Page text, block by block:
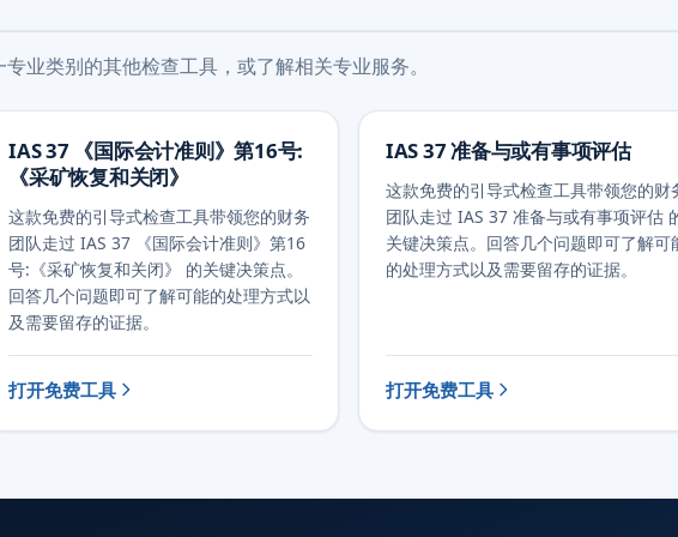
业类别的其他检查工具，或了解相关专业服务。
IAS 37 《国际会计准则》第16号:
《采矿恢复和关闭》
这款免费的引导式检查工具带领您的财务
团队走过 IAS 37 《国际会计准则》第16
号:《采矿恢复和关闭》 的关键决策点。
回答几个问题即可了解可能的处理方式以
及需要留存的证据。
打开免费工具
IAS 37 准备与或有事项评估
这款免费的引导式检查工具带领您的财
团队走过 IAS 37 准备与或有事项评估
关键决策点。回答几个问题即可了解可
的处理方式以及需要留存的证据。
打开免费工具